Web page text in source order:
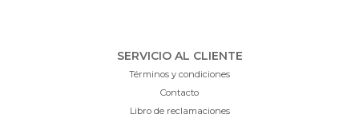
SERVICIO AL CLIENTE
Términos y condiciones
Contacto
Libro de reclamaciones